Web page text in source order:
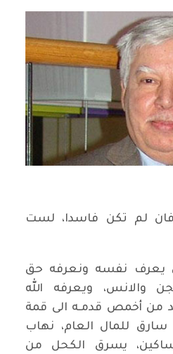
لم تكن فاسدا، لست
يعرف نفسه ونعرفه حق
والانس، ويعرفه الله
من أخمص قدمـه الى قمة
سارق للمال العام، نهاب
يسرق الكحل من